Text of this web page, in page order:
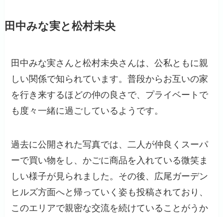
田中みな実と松村未央
田中みな実さんと松村未央さんは、公私ともに親
しい関係で知られています。普段からお互いの家
を行き来するほどの仲の良さで、プライベートで
も度々一緒に過ごしているようです。
過去に公開された写真では、二人が仲良くスーパ
ーで買い物をし、かごに商品を入れている微笑ま
しい様子が見られました。その後、広尾ガーデン
ヒルズ方面へと帰っていく姿も投稿されており、
このエリアで親密な交流を続けていることがうか